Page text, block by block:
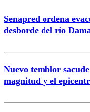
Senapred ordena
desborde del río
Nuevo temblor
magnitud y el